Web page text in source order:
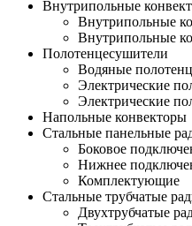
Внутрипольные
Внутрипольные
Внутрипольные
Полотенцесушители
Водяные
Электрические
Электрические
Напольные конвекторы
Стальные панельные
Боковое
Нижнее
Комплектующие
Стальные трубчатые
Двухтрубчатые